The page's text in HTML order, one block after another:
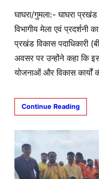
घाघरा/गुमला:- घाघरा प्रखंड
विभागीय मेला एवं प्रदर्शनी
प्रखंड विकास पदाधिकारी
अवसर पर उन्होंने कहा कि
योजनाओं और विकास कार्यों
Continue Reading